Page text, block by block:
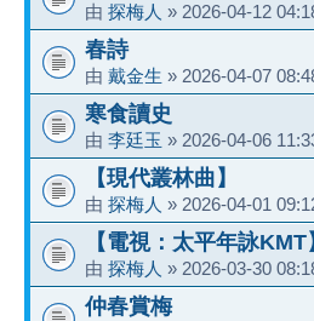
由 探梅人 » 2026-04-12
春詩
由 戴金生 » 2026-04-07
寒食讀史
由 李廷玉 » 2026-04-06
【現代叢林曲】
由 探梅人 » 2026-04-01
【電視：太平年詠KMT
由 探梅人 » 2026-03-30
仲春賞梅